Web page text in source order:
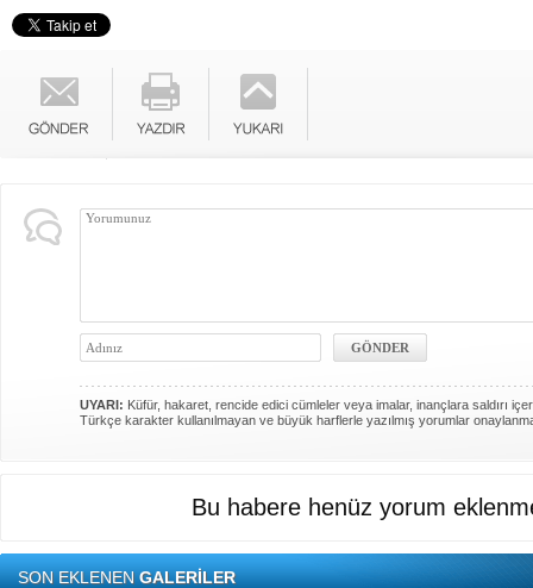
UYARI: Küfür, hakaret, rencide edici cümleler veya imalar, inançlara saldırı
Türkçe karakter kullanılmayan ve büyük harflerle yazılmış yorumlar
Bu habere henüz yorum
SON EKLENENGALERİLER